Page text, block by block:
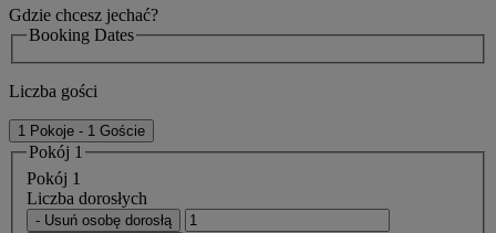
Gdzie chcesz jechać?
Booking Dates
Liczba gości
1 Pokoje - 1 Goście
Pokój 1
Pokój 1
Liczba dorosłych
- Usuń osobę dorosłą